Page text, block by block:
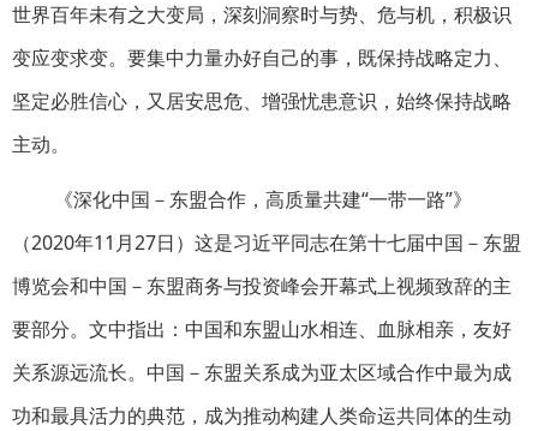
世界百年未有之大变局，深刻洞察时与势、危与机，积极识
变应变求变。要集中力量办好自己的事，既保持战略定力、
坚定必胜信心，又居安思危、增强忧患意识，始终保持战略
主动。
《深化中国－东盟合作，高质量共建“一带一路”》
（2020年11月27日）这是习近平同志在第十七届中国－东盟
博览会和中国－东盟商务与投资峰会开幕式上视频致辞的主
要部分。文中指出：中国和东盟山水相连、血脉相亲，友好
关系源远流长。中国－东盟关系成为亚太区域合作中最为成
功和最具活力的典范，成为推动构建人类命运共同体的生动